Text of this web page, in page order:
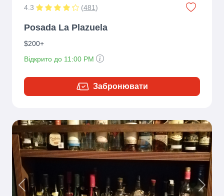
4.3 (481)
Posada La Plazuela
$200+
Відкрито до 11:00 PM
Забронювати
Previous Next